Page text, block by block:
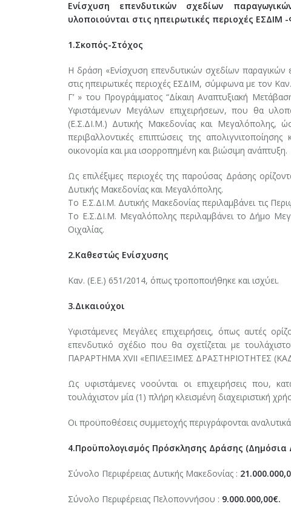
Ενίσχυση επενδυτικών σχεδίων
υλοποιούνται στις ηπειρωτικές περιοχές ΕΣΔΙΜ
1.Σκοπός-Στόχος
Η δράση «Ενίσχυση επενδυτικών σχεδίων
στις ηπειρωτικές περιοχές ΕΣΔΙΜ, σύμφωνα με τον
Γ’ » του Προγράμματος “Δίκαιη Αναπτυξιακή
Υφιστάμενων Μεγάλων επιχειρήσεων, που θα
(Ε.Σ.ΔΙ.Μ.) Δυτικής Μακεδονίας και Μεγαλόπολης,
περιβαλλοντικές επιπτώσεις της
οικονομία και μια ισορροπημένη και βιώσιμη ανάπτυξη.
Ως επιλέξιμες περιοχές της παρούσας Δράσης
Δυτικής Μακεδονίας και Μεγαλόπολης.
Το Ε.Σ.ΔΙ.Μ. Δυτικής Μακεδονίας περιλαμβάνει τις
Το Ε.Σ.ΔΙ.Μ. Μεγαλόπολης περιλαμβάνει το Δήμο
Οιχαλίας.
2.Καθεστώς Ενίσχυσης
Καν. (Ε.Ε.) 651/2014, όπως τροποποιήθηκε και ισχύει.
3.Δικαιούχοι
Υφιστάμενες Μεγάλες επιχειρήσεις, όπως αυτές
επενδυτικό σχέδιο που θα σχετίζεται με
ΠΑΡΑΡΤΗΜΑ ΧVIΙ «ΕΠΙΛΕΞΙΜΕΣ ΔΡΑΣΤΗΡΙΟΤΗΤΕΣ
Ως υφιστάμενες νοούνται οι επιχειρήσεις που,
τουλάχιστον μία (1) πλήρη κλεισμένη διαχειριστική
Οι προϋποθέσεις συμμετοχής περιγράφονται
4.Προϋπολογισμός Πρόσκλησης Δράσης (Δημόσια
Σύνολο Περιφέρειας Δυτικής Μακεδονίας :
Σύνολο Περιφέρειας Πελοποννήσου : 9.000.000,00€.